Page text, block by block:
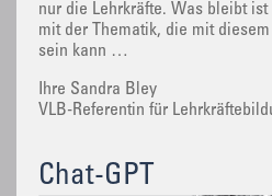
nur die Lehrkräfte. Was bleibt
mit der Thematik, die mit
sein kann …
Ihre Sandra Bley
VLB-Referentin für
Chat-GPT